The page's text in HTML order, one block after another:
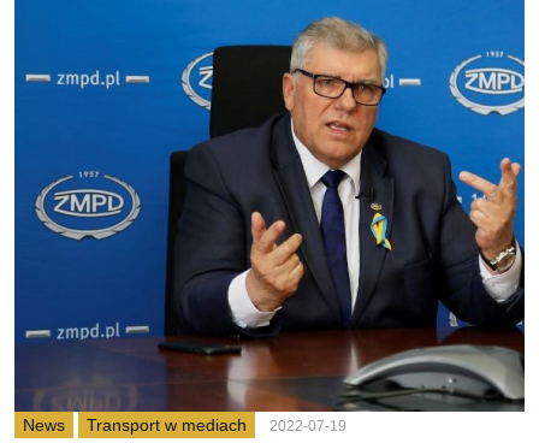
News Transport w mediach 2022-07-19